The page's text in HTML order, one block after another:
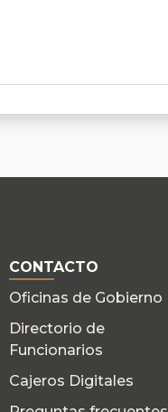
CONTACTO
Oficinas de Gobierno
Directorio de
Funcionarios
Cajeros Digitales